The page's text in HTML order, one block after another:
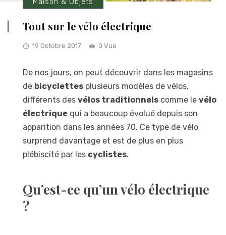
Tout sur le vélo électrique
19 Octobre 2017 0 Vue
De nos jours, on peut découvrir dans les magasins
de bicyclettes plusieurs modèles de vélos,
différents des vélos traditionnels comme le vélo
électrique qui a beaucoup évolué depuis son
apparition dans les années 70. Ce type de vélo
surprend davantage et est de plus en plus
plébiscité par les cyclistes.
Qu’est-ce qu’un vélo électrique
?